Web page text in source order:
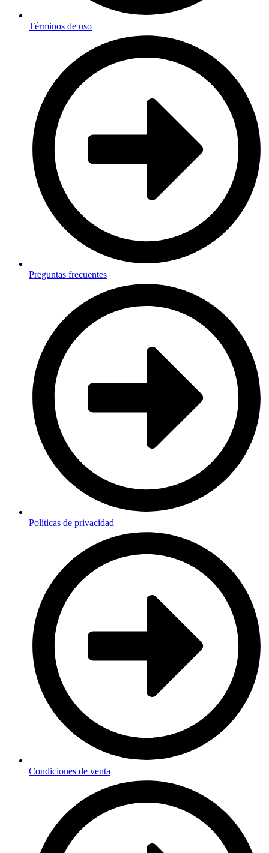
Términos de uso
Preguntas frecuentes
Políticas de privacidad
Condiciones de venta